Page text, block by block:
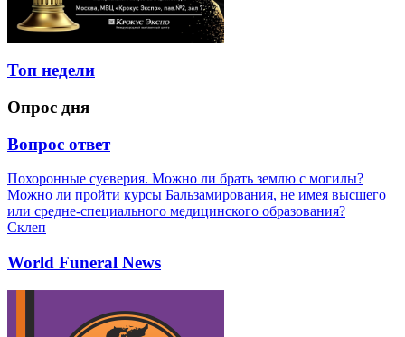
Топ недели
Опрос дня
Вопрос ответ
Похоронные суеверия. Можно ли брать землю с могилы?
Можно ли пройти курсы Бальзамирования, не имея высшего
или средне-специального медицинского образования?
Склеп
World Funeral News